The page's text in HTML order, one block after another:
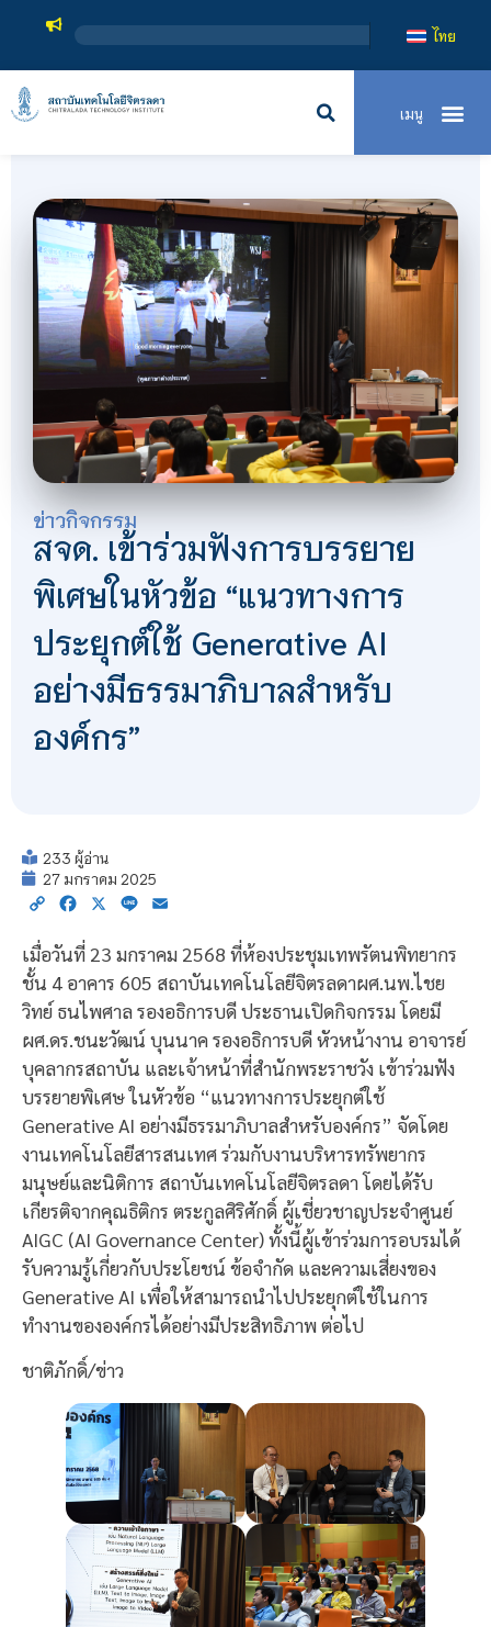
สถาบันเทคโนโลยีจิตรลดา เป็นสถาบันอุ
ไทย
ข่าวกิจกรรม
สจด. เข้าร่วมฟังการบรรยาย
พิเศษในหัวข้อ “แนวทางการ
ประยุกต์ใช้ Generative AI
อย่างมีธรรมาภิบาลสำหรับ
องค์กร”
233 ผู้อ่าน
27 มกราคม 2025
Copy Facebook
X Line
เมื่อวันที่ 23 มกราคม 2568 ที่ห้องประชุมเทพรัตนพิทยากร
ชั้น 4 อาคาร 605 สถาบันเทคโนโลยีจิตรลดาผศ.นพ.ไชย
วิทย์ ธนไพศาล รองอธิการบดี ประธานเปิดกิจกรรม โดยมี
ผศ.ดร.ชนะวัฒน์ บุนนาค รองอธิการบดี หัวหน้างาน อาจารย์
บุคลากรสถาบัน และเจ้าหน้าที่สำนักพระราชวัง เข้าร่วมฟัง
บรรยายพิเศษ ในหัวข้อ “แนวทางการประยุกต์ใช้
Generative AI อย่างมีธรรมาภิบาลสำหรับองค์กร” จัดโดย
งานเทคโนโลยีสารสนเทศ ร่วมกับงานบริหารทรัพยากร
มนุษย์และนิติการ สถาบันเทคโนโลยีจิตรลดา โดยได้รับ
เกียรติจากคุณธิติกร ตระกูลศิริศักดิ์ ผู้เชี่ยวชาญประจำศูนย์
AIGC (AI Governance Center) ทั้งนี้ผู้เข้าร่วมการอบรมได้
รับความรู้เกี่ยวกับประโยชน์ ข้อจำกัด และความเสี่ยงของ
Generative AI เพื่อให้สามารถนำไปประยุกต์ใช้ในการ
ทำงานขององค์กรได้อย่างมีประสิทธิภาพ ต่อไป
ชาติภักดิ์/ข่าว